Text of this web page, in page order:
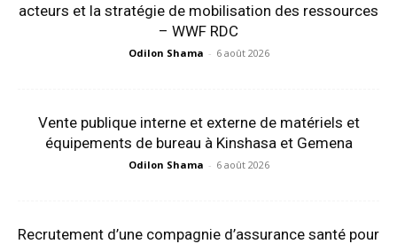
acteurs et la stratégie de mobilisation des ressources
– WWF RDC
Odilon Shama - 6 août 2026
Vente publique interne et externe de matériels et
équipements de bureau à Kinshasa et Gemena
Odilon Shama - 6 août 2026
Recrutement d’une compagnie d’assurance santé pour